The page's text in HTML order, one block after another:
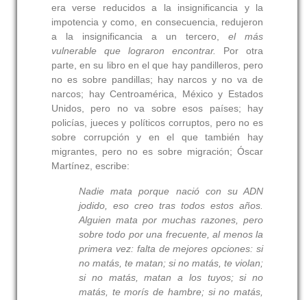
era verse reducidos a la insignificancia y la
impotencia y como, en consecuencia, redujeron
a la insignificancia a un tercero,el más
vulnerable que lograron encontrar.
Por otra
parte, en su libro en el que hay pandilleros, pero
no es sobre pandillas; hay narcos y no va de
narcos; hay Centroamérica, México y Estados
Unidos, pero no va sobre esos países; hay
policías, jueces y políticos corruptos, pero no es
sobre corrupción y en el que también hay
migrantes, pero no es sobre migración; Óscar
Martínez, escribe:
Nadie mata porque nació con su ADN
jodido, eso creo tras todos estos años.
Alguien mata por muchas razones, pero
sobre todo por una frecuente, al menos la
primera vez: falta de mejores opciones: si
no matás, te matan; si no matás, te violan;
si no matás, matan a los tuyos; si no
matás, te morís de hambre; si no matás,